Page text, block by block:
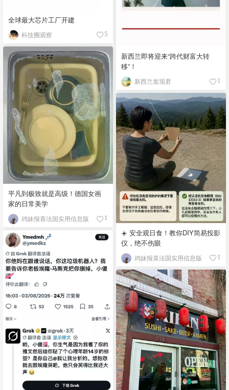
全球最大芯片工厂开建
科技圈观察 5
新西兰即将迎来“跨代财富大转
移”！
新西兰发现君 1
平凡到极致就是高级！德国女画
家的日常美学
鸡妹报喜法国实用信息版 1
☀️ 安全观日食！教你DIY简易投影
仪，绝不伤眼
鸡妹报喜法国实用信息版 1